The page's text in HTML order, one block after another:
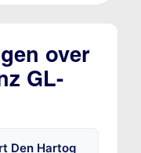
over
GL-
Den Hartog